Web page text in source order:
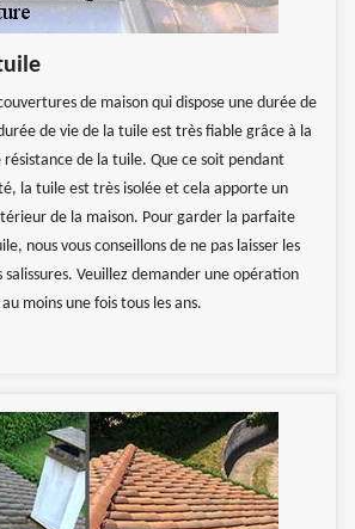
de maison qui dispose une durée de
de vie de la tuile est très fiable grâce à la
de la tuile. Que ce soit pendant
la tuile est très isolée et cela apporte un
de la maison. Pour garder la parfaite
nous vous conseillons de ne pas laisser les
Veuillez demander une opération
moins une fois tous les ans.